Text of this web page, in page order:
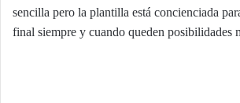
sencilla pero la plantilla está concienciada
final siempre y cuando queden posibilidades